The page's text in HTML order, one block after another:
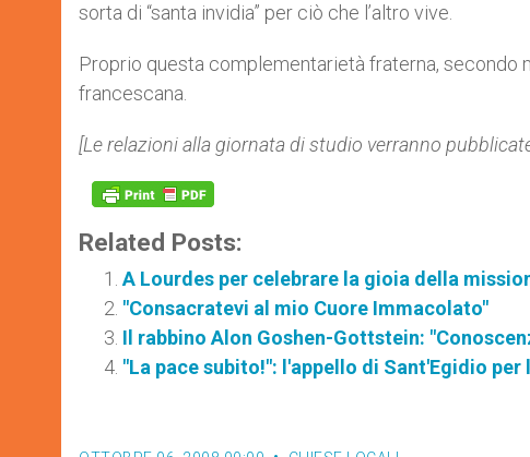
sorta di “santa invidia” per ciò che l’altro vive.
Proprio questa complementarietà fraterna, secondo
francescana.
[Le relazioni alla giornata di studio verranno
Related Posts:
A Lourdes per celebrare la gioia della
"Consacratevi al mio Cuore Immacolato"
Il rabbino Alon Goshen-Gottstein:
"La pace subito!": l'appello di Sant'Egidio per